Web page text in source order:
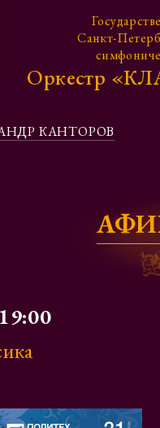
Санкт-
Оркестр
КАНТОРОВ